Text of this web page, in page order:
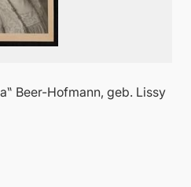
Beer-Hofmann, geb. Lissy